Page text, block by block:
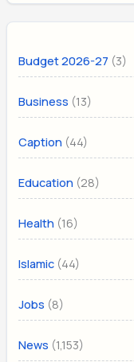
Budget 2026-27 (3)
Business (13)
Caption (44)
Education (28)
Health (16)
Islamic (44)
Jobs (8)
News (1,153)